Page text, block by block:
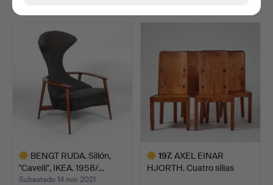
BENGT RUDA. Sillón,
"Cavelli", IKEA. 1958/…
Subastado 14 nov 2021
197. AXEL EINAR
HJORTH. Cuatro sillas